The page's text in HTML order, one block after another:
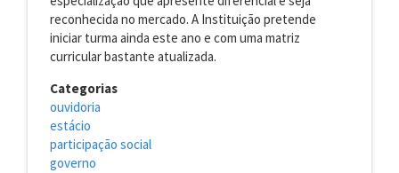
reconhecida no mercado. A Instituição pretende
iniciar turma ainda este ano e com uma matriz
curricular bastante atualizada.
Categorias
ouvidoria
estácio
participação social
governo